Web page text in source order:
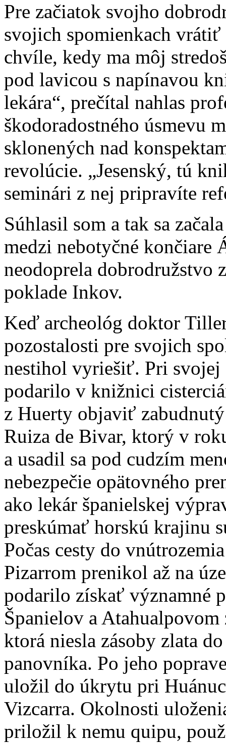
Pre začiatok svojho
svojich spomienkach vrátiť
chvíle, kedy ma môj
pod lavicou s napínavou
lekára“, prečítal nahlas
škodoradostného úsmevu
sklonených nad
revolúcie. „Jesenský, tú
seminári z nej pripravíte
Súhlasil som a tak sa
medzi nebotyčné končiare
neodoprela dobrodružstvo
poklade Inkov.
Keď archeológ doktor
pozostalosti pre svojich
nestihol vyriešiť. Pri svojej
podarilo v knižnici
z Huerty objaviť
Ruiza de Bivar, ktorý v
a usadil sa pod cudzím
nebezpečie opätovného
ako lekár španielskej
preskúmať horskú krajinu
Počas cesty do
Pizarrom prenikol až na
podarilo získať významné
Španielov a
ktorá niesla zásoby zlata
panovníka. Po jeho
uložil do úkrytu pri
Vizcarra. Okolnosti
priložil k nemu quipu,